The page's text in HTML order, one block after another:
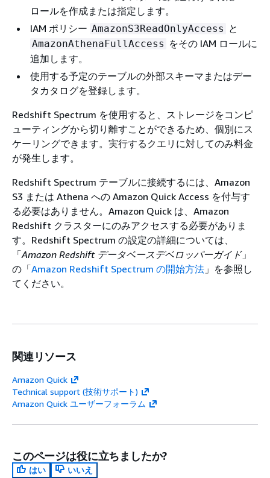
ロールを作成または指定します。
IAM ポリシー AmazonS3ReadOnlyAccess と
AmazonAthenaFullAccess をその IAM ロールに
追加します。
使用する予定のテーブルの外部スキーマまたはデー
タカタログを登録します。
Redshift Spectrum を使用すると、ストレージをコンピ
ューティングから切り離すことができるため、個別にス
ケーリングできます。実行するクエリに対してのみ料金
が発生します。
Redshift Spectrum テーブルに接続するには、Amazon
S3 または Athena への Amazon Quick Access を付与す
る必要はありません。Amazon Quick は、Amazon
Redshift クラスターにのみアクセスする必要がありま
す。Redshift Spectrum の設定の詳細については、
「Amazon Redshift データベースデベロッパーガイド」
の「Amazon Redshift Spectrum の開始方法 」を参照し
てください。
関連リソース
Amazon Quick
Technical support (技術サポート)
Amazon Quick ユーザーフォーラム
このページは役に立ちましたか?
はい
いいえ